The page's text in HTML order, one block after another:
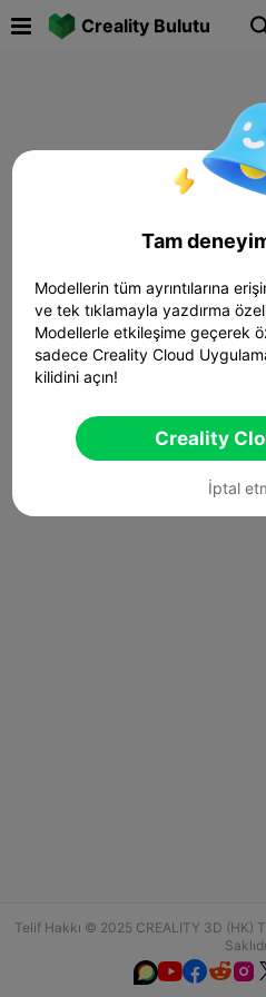
Creality Bulutu 
Telif Hakkı © 2025 CREALITY 3D (HK)

Tam
Modellerin tüm ayrıntılarına
ve tek tıklamayla yazdırma
Modellerle etkileşime geçerek
sadece Creality Cloud
kilidini açın!
Creality
İptal